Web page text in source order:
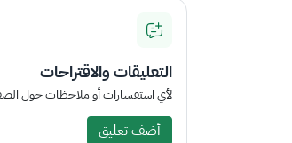
التعليقات والاقتراحات
لأي استفسارات أو ملاحظات حول
أضف تعليق